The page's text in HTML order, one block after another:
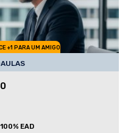
+1 PARA UM AMIGO
100% EAD